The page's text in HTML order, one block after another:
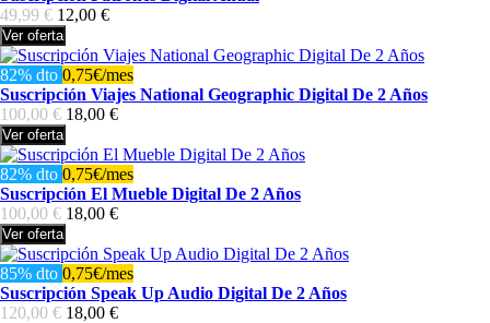
49,99 € 12,00 €
Ver oferta
82% dto 0,75€/mes
Suscripción Viajes National Geographic Digital De 2 Años
100,00 € 18,00 €
Ver oferta
82% dto 0,75€/mes
Suscripción El Mueble Digital De 2 Años
100,00 € 18,00 €
Ver oferta
85% dto 0,75€/mes
Suscripción Speak Up Audio Digital De 2 Años
120,00 € 18,00 €